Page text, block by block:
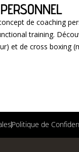
de coaching
training.
et de cross boxing
Politique de